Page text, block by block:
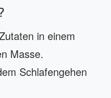
in einem
Masse.
Schlafengehen